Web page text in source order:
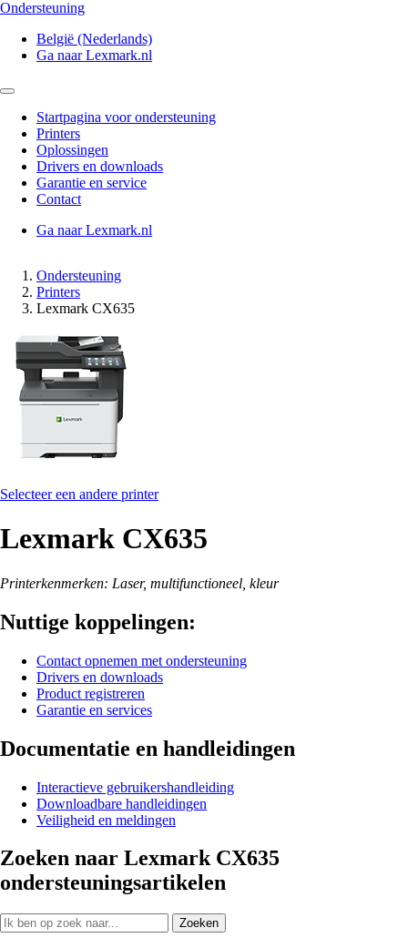
Ondersteuning
België (Nederlands)
Ga naar Lexmark.nl
Startpagina voor ondersteuning
Printers
Oplossingen
Drivers en downloads
Garantie en service
Contact
Ga naar Lexmark.nl
Ondersteuning
Printers
Lexmark CX635
Selecteer een andere printer
Lexmark CX635
Printerkenmerken: Laser, multifunctioneel, kleur
Nuttige koppelingen:
Contact opnemen met ondersteuning
Drivers en downloads
Product registreren
Garantie en services
Documentatie en handleidingen
Interactieve gebruikershandleiding
Downloadbare handleidingen
Veiligheid en meldingen
Zoeken naar Lexmark CX635
ondersteuningsartikelen
Zoeken